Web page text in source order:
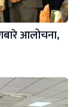
आलोचना,